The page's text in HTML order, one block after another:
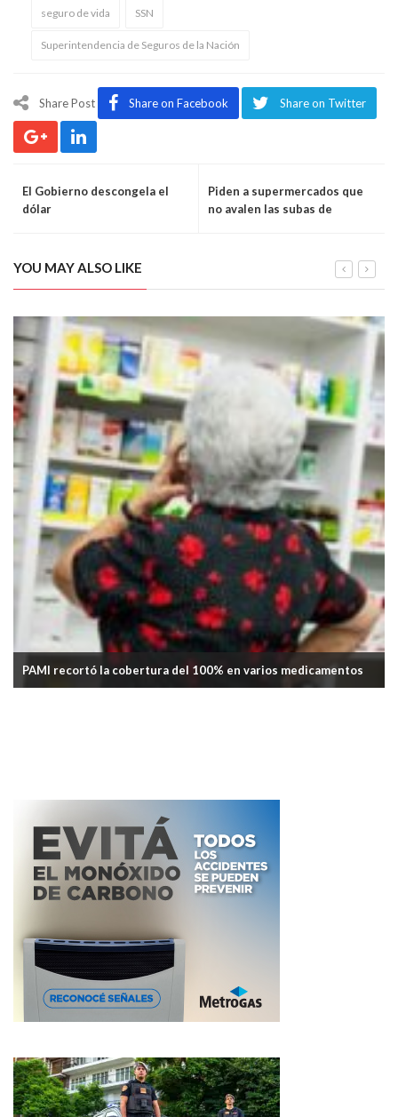
seguro de vida SSN
Superintendencia de Seguros de la Nación
Share Post Share on Facebook Share on Twitter
El Gobierno descongela el
dólar
Piden a supermercados que
no avalen las subas de
YOU MAY ALSO LIKE
PAMI recortó la cobertura del 100% en varios medicamentos